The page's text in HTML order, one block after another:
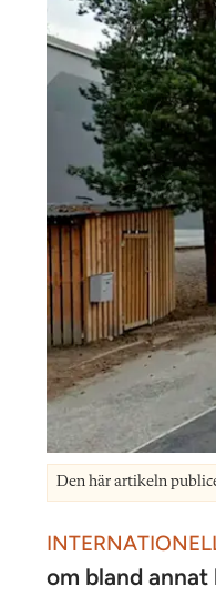
Den här artikeln
om bland